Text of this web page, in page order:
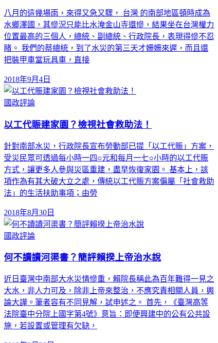
八月的這幾場雨，來得又急又驟， 台灣 的南部地區頓時成為
水鄉澤國，其慘況只能比水淹金山寺還慘，結果坐在台灣權力
位置最高的三個人，總統、副總統、行政院長，表現得慘不忍
睹。 我們的蔡總統，到了水災的第三天才姍姍來遲，而且還
把裝甲車當玩具車，直接
2018年9月4日
國政評論
以工代賑建家園？檢視社會救助法！
針對南部水災，行政院長宣布勞動部已提「以工代賑」方案，
受災民眾可透過每小時一四○元和每月一七○小時的以工代賑
方式，讓更多人參與災區重建，盡早恢復家園。 基本上，該
項作為有其大破大立之處，傳統以工代賑方案偏屬「社會救助
法」的生活扶助事項；由勞
2018年8月30日
國政評論
何不讀讀河渠書？簡評賴揆上帝治水說
近日臺灣中南部大水災情慘重，賴院長稱此為百年難得一見之
大水，非人力可及，除非上帝來整治，不應究責相關人員，輿
論大譁。筆者容有不同見解，試申述之。 首先，《臺灣高等
法院臺中分院上國字第4號》意旨：即便興建中的公有公共設
施，若設置或管理有欠缺，